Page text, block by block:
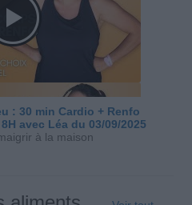
: 30 min Cardio + Renfo
avec Léa du 03/09/2025
à la maison